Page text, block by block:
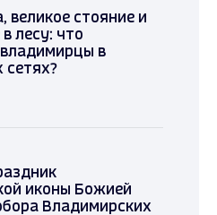
великое стояние и
лесу: что
в
сетях?
иконы Божией
Владимирских